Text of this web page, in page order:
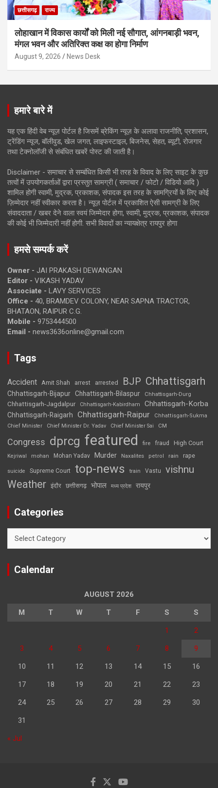
छत्तीसगढ़ राज्य
लोहाखान में विकास कार्यों को मिली नई सौगात, आंगनबाड़ी भवन,
मंगल भवन और अतिरिक्त कक्ष का होगा निर्माण
August 9, 2026 News Desk
हमारे बारे में
यह एक हिंदी वेब न्यूज़ पोर्टल है जिसमें ब्रेकिंग न्यूज़ के अलावा राजनीति, प्रशासन,
ट्रेंडिंग न्यूज, बॉलीवुड, खेल जगत, लाइफस्टाइल, बिजनेस, सेहत, ब्यूटी, रोजगार
तथा टेक्नोलॉजी से संबंधित खबरें पोस्ट की जाती है।
Disclaimer - समाचार से सम्बंधित किसी भी तरह के विवाद के लिए साइट के कुछ
तत्वों में उपयोगकर्ताओं द्वारा प्रस्तुत सामग्री ( समाचार / फोटो / विडियो आदि )
शामिल होगी स्वामी, मुद्रक, प्रकाशक, संपादक इस तरह के सामग्रियों के लिए कोई
ज़िम्मेदार नहीं स्वीकार करता है। न्यूज़ पोर्टल में प्रकाशित ऐसी सामग्री के लिए
संवाददाता / खबर देने वाला स्वयं जिम्मेदार होगा, स्वामी, मुद्रक, प्रकाशक, संपादक
की कोई भी जिम्मेदारी नहीं होगी. सभी विवादों का न्यायक्षेत्र रायपुर होगा
हमसे सम्पर्क करें
Owner - JAI PRAKASH DEWANGAN
Editor - VIKASH YADAV
Associate - LAVY SERVICES
Office - 40, BRAMDEV COLONY, NEAR SAPNA TRACTOR,
BHATAON, RAIPUR C.G.
Mobile - 9753444500
Email - news3636online@gmail.com
Tags
Accident Amit Shah arrest arrested BJP Chhattisgarh
Chhattisgarh-Bijapur Chhattisgarh-Bilaspur Chhattisgarh-Durg
Chhattisgarh-Jagdalpur Chhattisgarh-Kabirdham Chhattisgarh-Korba
Chhattisgarh-Raigarh Chhattisgarh-Raipur
Chhattisgarh-Sukma
Chief Minister
Chief Minister Dr. Yadav Chief Minister Sai CM
Congress dprcg featured fire fraud High Court
Kejriwal mohan Mohan Yadav Murder Naxalites petrol rain rape
suicide Supreme Court top-news train Vastu vishnu
Weather इंदौर छत्तीसगढ़ भोपाल मध्य प्रदेश रायपुर
Categories
Calendar
AUGUST 2026
M T W T F S S
1 2
3 4 5 6 7 8 9
10 11 12 13 14 15 16
17 18 19 20 21 22 23
24 25 26 27 28 29 30
31
« Jul